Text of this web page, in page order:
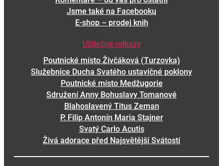
Jsme také na Facebooku
E-shop – prodej knih
Užitečné odkazy
Poutnické místo Živčáková (Turzovka)
Služebnice Ducha Svatého ustavičné poklony
Poutnické místo Medžugorie
Sdružení Anny Bohuslavy Tomanové
Blahoslavený Titus Zeman
P. Filip Antonín Maria Stajner
Svatý Carlo Acutis
Živá adorace před Najsvětější Svátostí